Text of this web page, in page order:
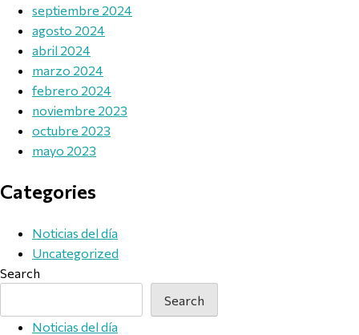
septiembre 2024
agosto 2024
abril 2024
marzo 2024
febrero 2024
noviembre 2023
octubre 2023
mayo 2023
Categories
Noticias del día
Uncategorized
Search
Search
Noticias del día